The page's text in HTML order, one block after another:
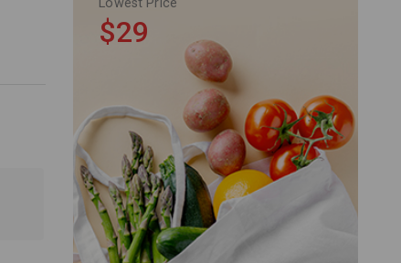
Lowest Price
$29